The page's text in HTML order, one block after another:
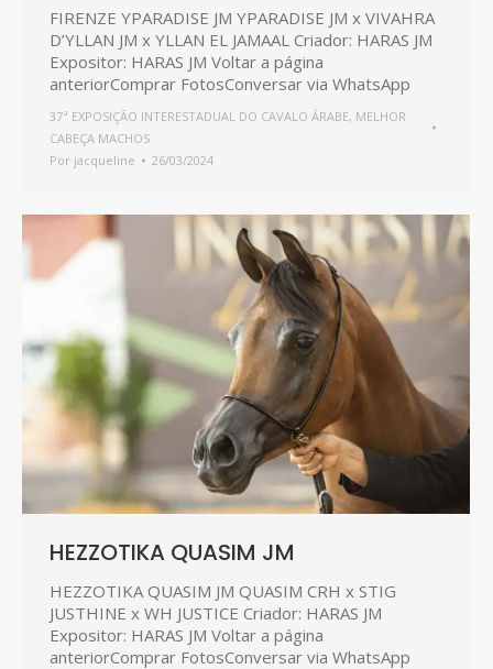
FIRENZE YPARADISE JM YPARADISE JM x VIVAHRA
D’YLLAN JM x YLLAN EL JAMAAL Criador: HARAS JM
Expositor: HARAS JM Voltar a página
anteriorComprar FotosConversar via WhatsApp
37ª EXPOSIÇÃO INTERESTADUAL DO CAVALO ÁRABE, MELHOR
CABEÇA MACHOS
Por jacqueline 26/03/2024
HEZZOTIKA QUASIM JM
HEZZOTIKA QUASIM JM QUASIM CRH x STIG
JUSTHINE x WH JUSTICE Criador: HARAS JM
Expositor: HARAS JM Voltar a página
anteriorComprar FotosConversar via WhatsApp